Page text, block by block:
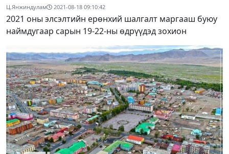
Ц.Янжиндулам 2021-08-18 09:10:42
2021 оны элсэлтийн ерөнхий шалгалт маргааш буюу
наймдугаар сарын 19-22-ны өдрүүдэд зохион